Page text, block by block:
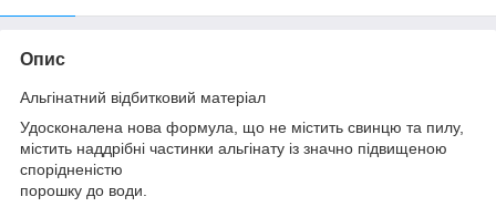
Опис
Альгінатний відбитковий матеріал
Удосконалена нова формула, що не містить свинцю та пилу,
містить наддрібні частинки альгінату із значно підвищеною
спорідненістю
порошку до води.